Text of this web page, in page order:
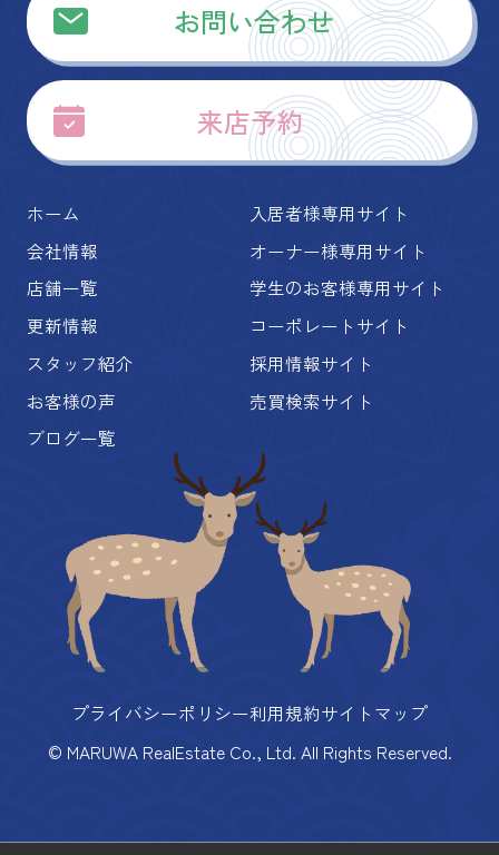
お問い合わせ
来店予約
ホーム
会社情報
店舗一覧
更新情報
スタッフ紹介
お客様の声
ブログ一覧
入居者様専用サイト
オーナー様専用サイト
学生のお客様専用サイト
コーポレートサイト
採用情報サイト
売買検索サイト
プライバシーポリシー利用規約サイトマップ
© MARUWA RealEstate Co., Ltd. All Rights Reserved.